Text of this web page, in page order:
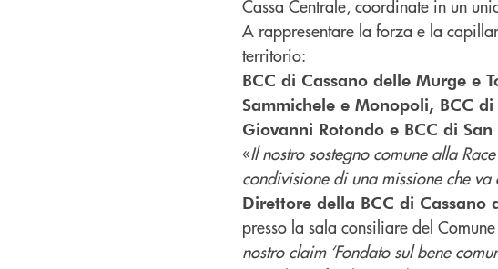
Cassa Centrale, coordinate in un
A rappresentare la forza e la
territorio:
BCC di Cassano delle Murge e
Sammichele e Monopoli, BCC
Giovanni Rotondo e BCC di
«Il nostro sostegno comune alla
condivisione di una missione che
Direttore della BCC di Cassano
presso la sala consiliare del
nostro claim ‘Fondato sul bene